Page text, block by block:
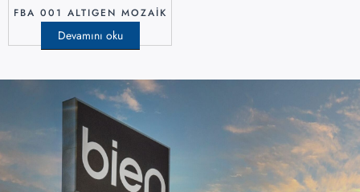
FBA 001 ALTIGEN MOZAIK
Devamını oku